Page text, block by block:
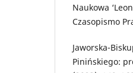
Naukowa
Czasopismo
Jaworska-
Pinińskiego: